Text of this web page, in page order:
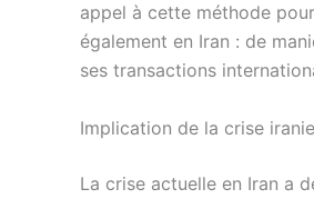
appel à cette méthode
également en Iran : de
ses transactions
Implication de la crise
La crise actuelle en Iran a